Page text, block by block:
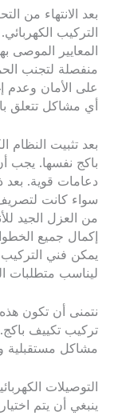
بعد الانتهاء من
التركيب
المعايير الموصى
منفصلة لتجنب
على الأمان وعدم
أي مشاكل تتعلق
بعد تثبيت النظام
باكج نفسها. يجب
دعامات قوية. بعد
سواء كانت لتصريف
من العزل الجيد
إكمال جميع
يمكن فني
ليناسب متطلبات
نتمنى أن تكون
تركيب تكييف
مشاكل مستقبلية
التوصيلات
ينبغي أن يتم